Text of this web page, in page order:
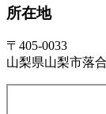
所在地
〒405-0033
山梨県山梨市落